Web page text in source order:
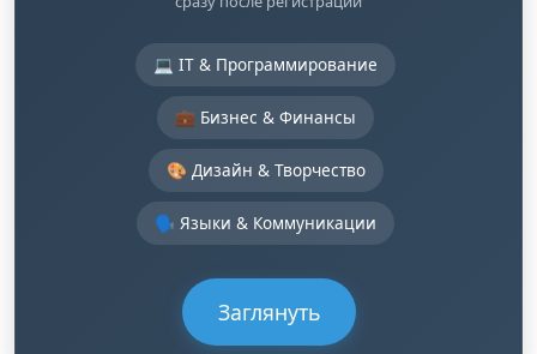
💻 IT & Программирование
💼 Бизнес & Финансы
🎨 Дизайн & Творчество
🗣️ Языки & Коммуникации
Заглянуть